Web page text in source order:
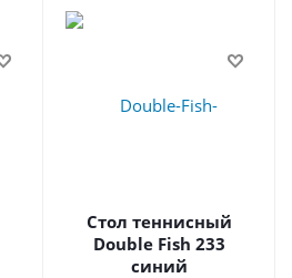
Стол теннисный
Double Fish 233
синий